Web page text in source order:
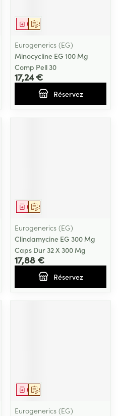
Sur prescription
Médicament
Eurogenerics (EG)
Minocycline EG 100 Mg
Comp Pell 30
17,24 €
Réservez
Sur prescription
Médicament
Eurogenerics (EG)
Clindamycine EG 300 Mg
Caps Dur 32 X 300 Mg
17,88 €
Réservez
Sur prescription
Médicament
Eurogenerics (EG)